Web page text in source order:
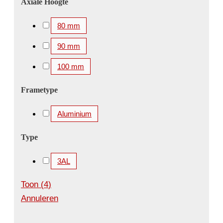
Axiale Hoogte
80 mm
90 mm
100 mm
Frametype
Aluminium
Type
3AL
Toon (4)
Annuleren